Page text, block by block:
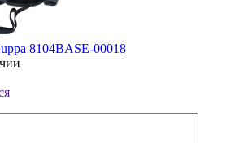
8104BASE-00018